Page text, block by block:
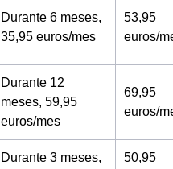
Durante 6 meses,
35,95 euros/mes
53,95
euros/
Durante 12
meses, 59,95
euros/mes
69,95
euros/
Durante 3 meses,
50,95